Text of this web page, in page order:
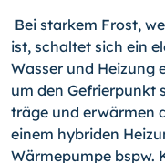
Bei starkem Frost,
ist, schaltet sich ein
Wasser und Heizung
um den Gefrierpunkt
träge und erwärmen
einem hybriden
Wärmepumpe bspw.